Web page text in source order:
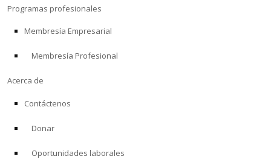
Programas profesionales
Membresía Empresarial
Membresía Profesional
Acerca de
Contáctenos
Donar
Oportunidades laborales